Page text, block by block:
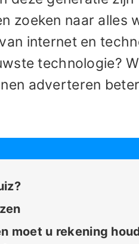
zoeken naar alles
internet en
technologie?
adverteren
moet u rekening